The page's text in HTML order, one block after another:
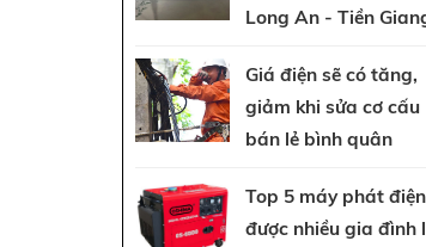
Long An - Tiền
Giá điện sẽ có tăng,
giảm khi sửa cơ cấu
bán lẻ bình quân
Top 5 máy phát điện
được nhiều gia đình